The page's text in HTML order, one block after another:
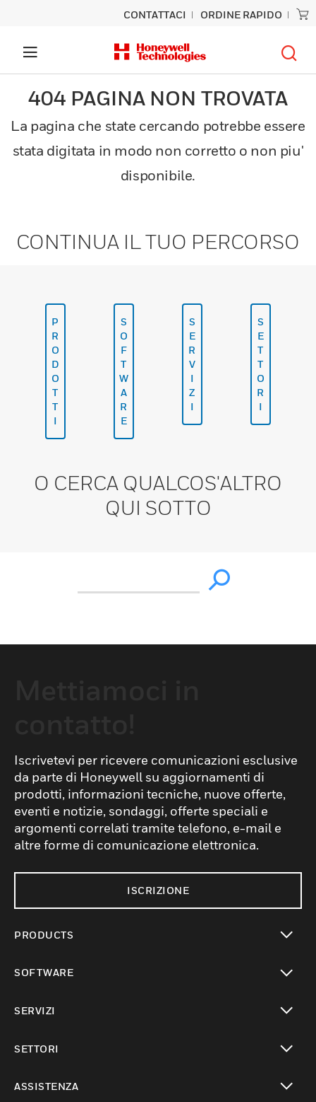
CONTATTACI ORDINE RAPIDO
404 PAGINA NON TROVATA
La pagina che state cercando potrebbe essere
stata digitata in modo non corretto o non piu'
disponibile.
CONTINUA IL TUO PERCORSO
P
R
O
D
O
T
T
I
S
O
F
T
W
A
R
E
S
E
R
V
I
Z
I
S
E
T
T
O
R
I
O CERCA QUALCOS'ALTRO
QUI SOTTO
Iscrivetevi per ricevere comunicazioni esclusive
da parte di Honeywell su aggiornamenti di
prodotti, informazioni tecniche, nuove offerte,
eventi e notizie, sondaggi, offerte speciali e
argomenti correlati tramite telefono, e-mail e
altre forme di comunicazione elettronica.
ISCRIZIONE
PRODUCTS
SOFTWARE
SERVIZI
SETTORI
ASSISTENZA